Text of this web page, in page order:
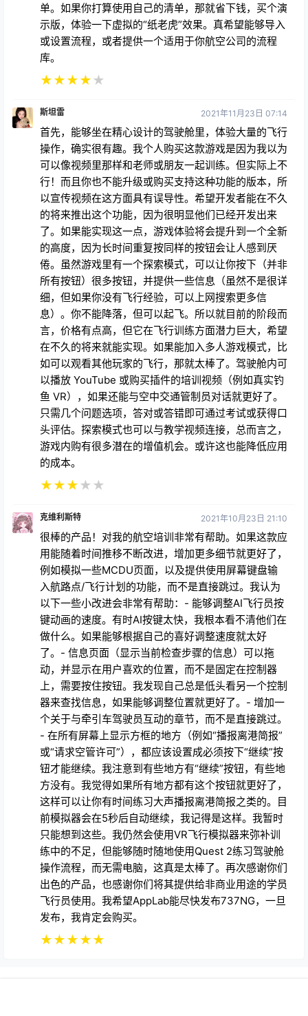
单。如果你打算使用自己的清单，那就省下钱，买个演
示版，体验一下虚拟的“纸老虎”效果。真希望能够导入
或设置流程，或者提供一个适用于你航空公司的流程
库。
★★★★★
斯坦雷 2021年11月23日 07:14
首先，能够坐在精心设计的驾驶舱里，体验大量的飞行
操作，确实很有趣。我个人购买这款游戏是因为我以为
可以像视频里那样和老师或朋友一起训练。但实际上不
行！而且你也不能升级或购买支持这种功能的版本，所
以宣传视频在这方面具有误导性。希望开发者能在不久
的将来推出这个功能，因为很明显他们已经开发出来
了。如果能实现这一点，游戏体验将会提升到一个全新
的高度，因为长时间重复按同样的按钮会让人感到厌
倦。虽然游戏里有一个探索模式，可以让你按下（并非
所有按钮）很多按钮，并提供一些信息（虽然不是很详
细，但如果你没有飞行经验，可以上网搜索更多信
息）。你不能降落，但可以起飞。所以就目前的阶段而
言，价格有点高，但它在飞行训练方面潜力巨大，希望
在不久的将来就能实现。如果能加入多人游戏模式，比
如可以观看其他玩家的飞行，那就太棒了。驾驶舱内可
以播放 YouTube 或购买插件的培训视频（例如真实钓
鱼 VR），如果还能与空中交通管制员对话就更好了。
只需几个问题选项，答对或答错即可通过考试或获得口
头评估。探索模式也可以与教学视频连接，总而言之，
游戏内购有很多潜在的增值机会。或许这也能降低应用
的成本。
★★★★ ★
克维利斯特 2021年10月23日 21:10
很棒的产品！对我的航空培训非常有帮助。如果这款应
用能随着时间推移不断改进，增加更多细节就更好了，
例如模拟一些MCDU页面，以及提供使用屏幕键盘输
入航路点/飞行计划的功能，而不是直接跳过。我认为
以下一些小改进会非常有帮助：- 能够调整AI飞行员按
键动画的速度。有时AI按键太快，我根本看不清他们在
做什么。如果能够根据自己的喜好调整速度就太好
了。- 信息页面（显示当前检查步骤的信息）可以拖
动，并显示在用户喜欢的位置，而不是固定在控制器
上，需要按住按钮。我发现自己总是低头看另一个控制
器来查找信息，如果能够调整位置就更好了。- 增加一
个关于与牵引车驾驶员互动的章节，而不是直接跳过。
- 在所有屏幕上显示方框的地方（例如“播报离港简报”
或“请求空管许可”），都应该设置成必须按下“继续”按
钮才能继续。我注意到有些地方有“继续”按钮，有些地
方没有。我觉得如果所有地方都有这个按钮就更好了，
这样可以让你有时间练习大声播报离港简报之类的。目
前模拟器会在5秒后自动继续，我记得是这样。我暂时
只能想到这些。我仍然会使用VR飞行模拟器来弥补训
练中的不足，但能够随时随地使用Quest 2练习驾驶舱
操作流程，而无需电脑，这真是太棒了。再次感谢你们
出色的产品，也感谢你们将其提供给非商业用途的学员
飞行员使用。我希望AppLab能尽快发布737NG，一旦
发布，我肯定会购买。
★★★★★